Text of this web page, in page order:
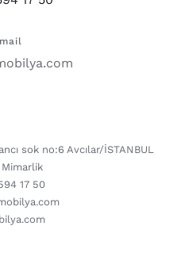
sok no:6 Avcılar/İSTANBUL
17 50